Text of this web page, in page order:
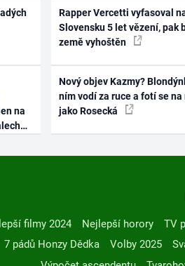
na
Rapper Vercetti vyfasoval
Slovensku 5 let vězení, pak
země vyhoštěn
Nový objev Kazmy?
ním vodí za ruce a fotí se
jako Rosecká
filmy 2024 Nejlepší horory TV
7 pádů Honzy Dědka Volby 2025